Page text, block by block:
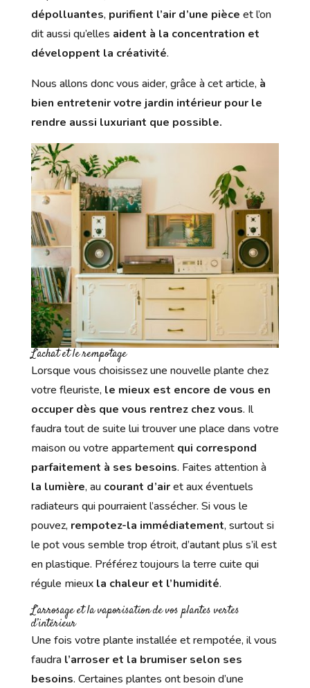
dépolluantes, purifient l’air d’une pièce et l’on
dit aussi qu’elles aident à la concentration et
développent la créativité.
Nous allons donc vous aider, grâce à cet article, à
bien entretenir votre jardin intérieur pour le
rendre aussi luxuriant que possible.
L’achat et le rempotage
Lorsque vous choisissez une nouvelle plante chez
votre fleuriste, le mieux est encore de vous en
occuper dès que vous rentrez chez vous. Il
faudra tout de suite lui trouver une place dans votre
maison ou votre appartement qui correspond
parfaitement à ses besoins. Faites attention à
la lumière, au courant d’airet aux éventuels
radiateurs qui pourraient l’assécher. Si vous le
pouvez, rempotez-la immédiatement, surtout si
le pot vous semble trop étroit, d’autant plus s’il est
en plastique. Préférez toujours la terre cuite qui
régule mieux la chaleur et l’humidité.
L’arrosage et la vaporisation de vos plantes vertes
d’intérieur
Une fois votre plante installée et rempotée, il vous
faudra l’arroser et la brumiser selon ses
besoins. Certaines plantes ont besoin d’une